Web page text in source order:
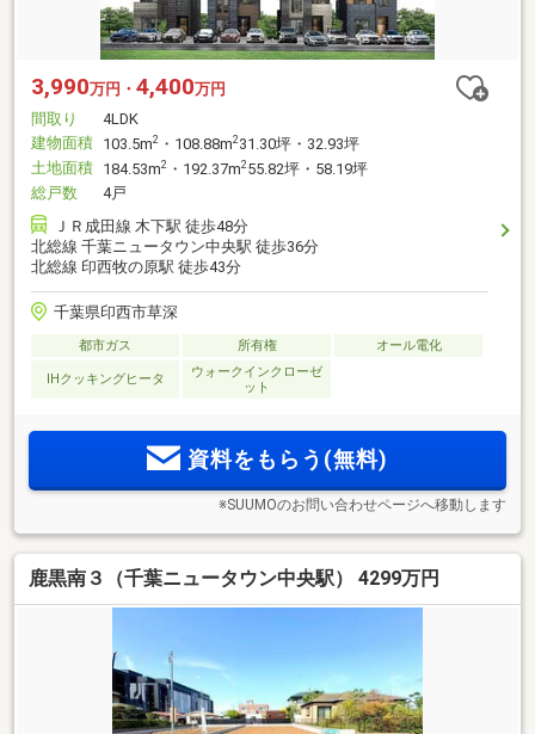
3,990万円・ 4,400万円
間取り
4LDK
建物面積 103.5m2 ・108.88m231.30坪・32.93坪
土地面積 184.53m2 ・192.37m255.82坪・58.19坪
総戸数
4戸
ＪＲ成田線 木下駅 徒歩48分
北総線 千葉ニュータウン中央駅 徒歩36分
北総線 印西牧の原駅 徒歩43分
千葉県印西市草深
都市ガス 所有権 オール電化
IHクッキングヒータ
ウォークインクローゼ
ット
資料をもらう(無料)
※SUUMOのお問い合わせページへ移動します
鹿黒南３（千葉ニュータウン中央駅） 4299万円